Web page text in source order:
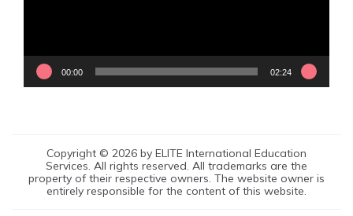
00:00 02:24
Copyright © 2026 by ELITE International Education
Services. All rights reserved. All trademarks are the
property of their respective owners. The website owner is
entirely responsible for the content of this website.